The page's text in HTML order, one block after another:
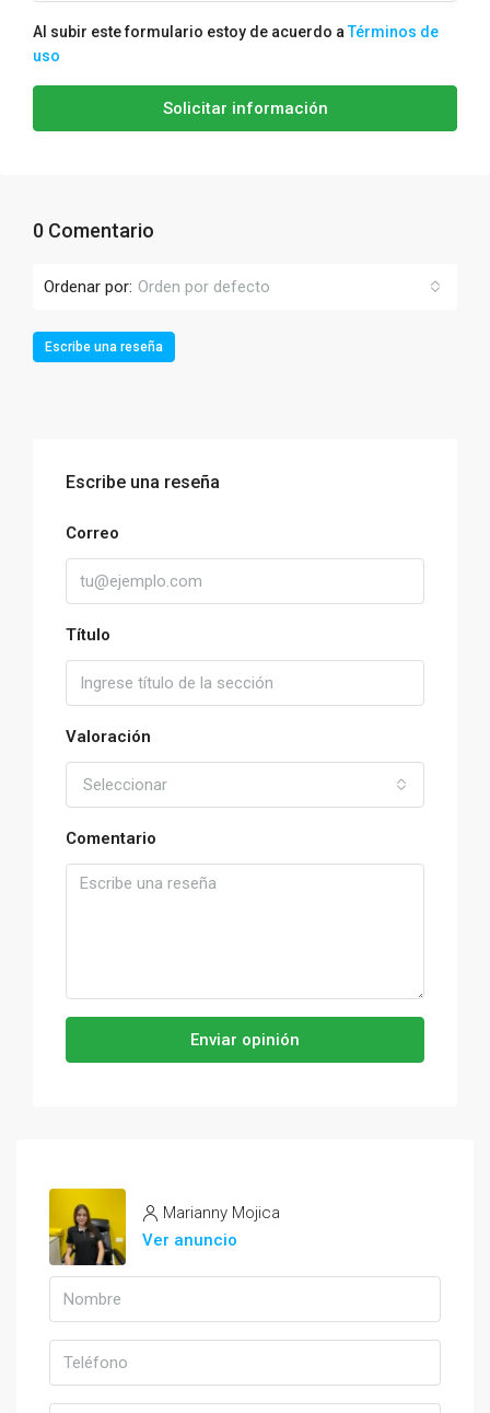
Al subir este formulario estoy de acuerdo aTérminos de
uso
Solicitar información
0 Comentario
Ordenar por: Orden por defecto
Escribe una reseña
Escribe una reseña
Correo
Título
Valoración
Seleccionar
Comentario
Enviar opinión
Marianny Mojica
Ver anuncio